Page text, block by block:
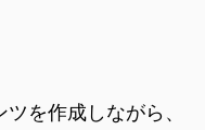
を作成しながら、